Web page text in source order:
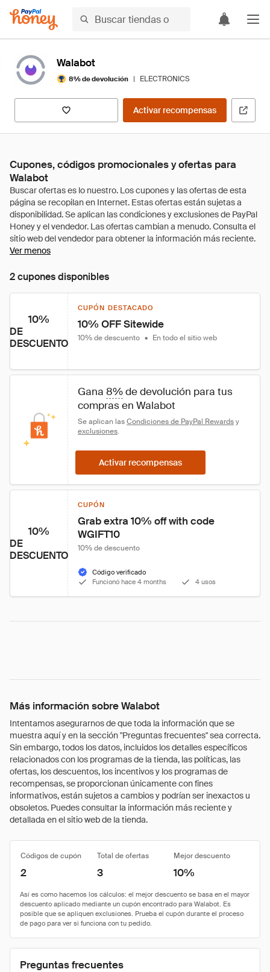
Walabot
8% de devolución | ELECTRONICS
Activar recompensas
Cupones, códigos promocionales y ofertas para
Walabot
Ver menos
2 cupones disponibles
10%
DE
DESCUENTO
CUPÓN DESTACADO
10% OFF Sitewide
10% de descuento • En todo el sitio web
Gana 8% de devolución para tus
compras en Walabot
Se aplican las Condiciones de PayPal Rewards y
exclusiones.
Activar recompensas
10%
DE
DESCUENTO
CUPÓN
Grab extra 10% off with code
WGIFT10
10% de descuento
Código verificado
Funcionó hace 4 months
4 usos
Más información sobre Walabot
Intentamos asegurarnos de que toda la información que se
muestra aquí y en la sección "Preguntas frecuentes" sea correcta.
Sin embargo, todos los datos, incluidos los detalles específicos
relacionados con los programas de la tienda, las políticas, las
ofertas, los descuentos, los incentivos y los programas de
recompensas, se proporcionan únicamente con fines
informativos, están sujetos a cambios y podrían ser inexactos u
obsoletos. Puedes consultar la información más reciente y
detallada en el sitio web de la tienda.
Códigos de cupón Total de ofertas Mejor descuento
2 3 10%
Preguntas frecuentes